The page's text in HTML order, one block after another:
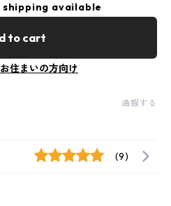
available
to cart
住まいの方向け
通報する
(9)